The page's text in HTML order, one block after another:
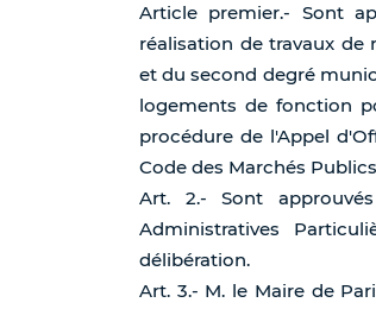
Article premier.- Sont
réalisation de travaux
et du second degré
logements de fonction
procédure de l'Appel
Code des Marchés
Art. 2.- Sont
Administratives
délibération.
Art. 3.- M. le Maire de